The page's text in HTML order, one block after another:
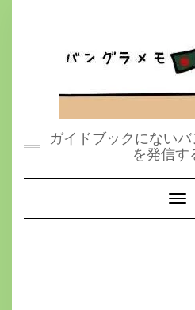
ガイドブックにない
を発信す